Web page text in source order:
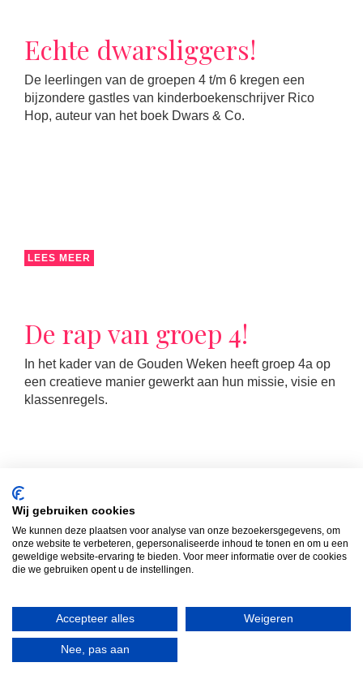
Echte dwarsliggers!
De leerlingen van de groepen 4 t/m 6 kregen een
bijzondere gastles van kinderboekenschrijver Rico
Hop, auteur van het boek Dwars & Co.
LEES MEER
De rap van groep 4!
In het kader van de Gouden Weken heeft groep 4a op
een creatieve manier gewerkt aan hun missie, visie en
klassenregels.
LEES MEER
Actief leren rekenen!
In groep 3a stond rekenen deze week letterlijk in
beweging!
Wij gebruiken cookies
We kunnen deze plaatsen voor analyse van onze bezoekersgegevens, om
onze website te verbeteren, gepersonaliseerde inhoud te tonen en om u een
geweldige website-ervaring te bieden. Voor meer informatie over de cookies
die we gebruiken opent u de instellingen.
Accepteer alles Weigeren
Nee, pas aan